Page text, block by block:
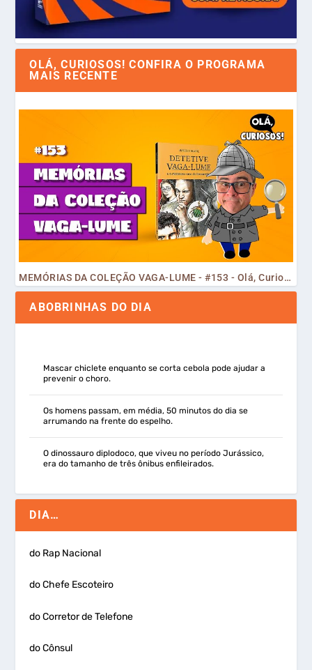
OLÁ, CURIOSOS! CONFIRA O PROGRAMA
MAIS RECENTE
MEMÓRIAS DA COLEÇÃO VAGA-LUME - #153 - Olá, Curiosos! 2023
ABOBRINHAS DO DIA
Mascar chiclete enquanto se corta cebola pode ajudar a
prevenir o choro.
Os homens passam, em média, 50 minutos do dia se
arrumando na frente do espelho.
O dinossauro diplodoco, que viveu no período Jurássico,
era do tamanho de três ônibus enfileirados.
DIA…
do Rap Nacional
do Chefe Escoteiro
do Corretor de Telefone
do Cônsul